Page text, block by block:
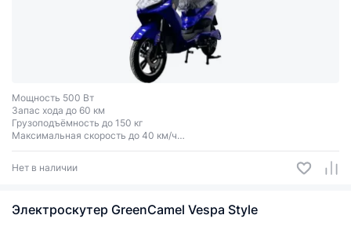
Мощность 500 Вт
Запас хода до 60 км
Грузоподъёмность до 150 кг
Максимальная скорость до 40 км/ч
Одноместный
Нет в наличии
Электроскутер GreenCamel Vespa Style